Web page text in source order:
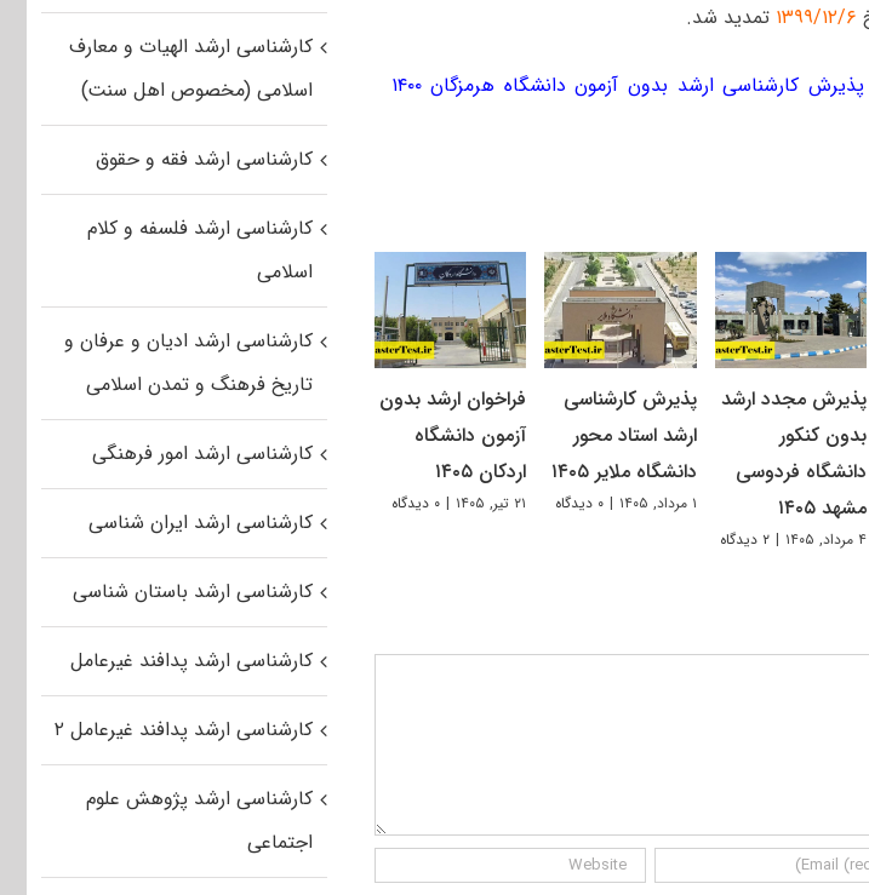
۱۳۹۹/۱۲/۶ تمدید شد.
پذیرش کارشناسی ارشد بدون آزمون دانشگاه هرمزگان ۱۴۰۰
پذیرش مجدد ارشد
بدون کنکور
دانشگاه فردوسی
مشهد ۱۴۰۵
۴ مرداد, ۱۴۰۵ | ۲ دیدگاه
پذیرش کارشناسی
ارشد استاد محور
دانشگاه ملایر ۱۴۰۵
۱ مرداد, ۱۴۰۵ | ۰ دیدگاه
فراخوان ارشد بدون
آزمون دانشگاه
اردکان ۱۴۰۵
۲۱ تیر, ۱۴۰۵ | ۰ دیدگاه
کارشناسی ارشد الهیات و معارف
اسلامی (مخصوص اهل سنت)
کارشناسی ارشد فقه و حقوق
کارشناسی ارشد فلسفه و کلام
اسلامی
کارشناسی ارشد ادیان و عرفان و
تاریخ فرهنگ و تمدن اسلامی
کارشناسی ارشد امور فرهنگی
کارشناسی ارشد ایران شناسی
کارشناسی ارشد باستان شناسی
کارشناسی ارشد پدافند غیرعامل
کارشناسی ارشد پدافند غیرعامل ۲
کارشناسی ارشد پژوهش علوم
اجتماعی